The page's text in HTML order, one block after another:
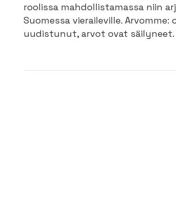
roolissa mahdollistamassa niin
Suomessa vieraileville.
uudistunut, arvot ovat